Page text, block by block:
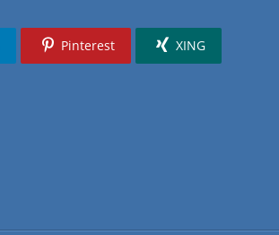
Pinterest XING